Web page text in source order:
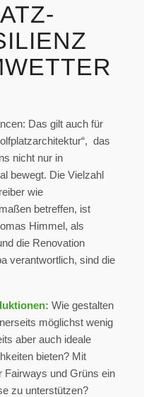
Das gilt auch für
das
nicht nur in
bewegt. Die Vielzahl
wie
betreffen, ist
Himmel, als
die Renovation
verantwortlich, sind die
Wie gestalten
möglichst wenig
aber auch ideale
bieten? Mit
Fairways und Grüns ein
zu unterstützen?